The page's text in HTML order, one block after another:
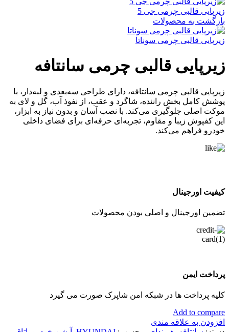
زیرپایی قالبی چرمی جی 5
بازگشت به محصولات
زیرپایی قالبی چرمی سوناتا
زیرپایی قالبی چرمی سانتافه
زیرپایی قالبی چرمی سانتافه، دارای طراحی سه‌بعدی و لبه‌دار، با
پوشش کامل بخش راننده، شاگرد و عقب، از نفوذ آب، گل و لای به
موکت اصلی جلوگیری می‌کند. با نصب آسان و بدون نیاز به ابزار،
این کفپوش زیبا و مقاوم، تجربه‌ای حرفه‌ای برای فضای داخلی
خودرو فراهم می‌کند.
کیفیت اورجینال
تضمین اورجینال و اصلی بودن محصولات
پرداخت ایمن
کلیه پرداخت ها در شبکه امن شاپرک صورت می گیرد
Add to compare
افزودن به علاقه مندی